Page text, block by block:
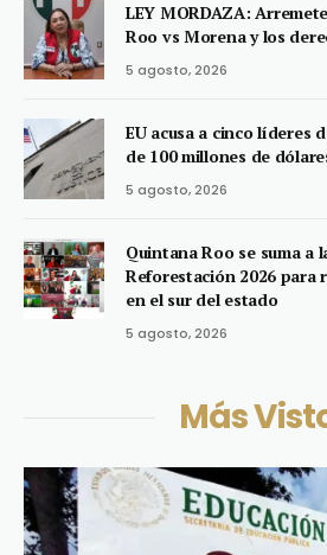
LEY MORDAZA:
Roo vs Morena y los
5 agosto, 2026
EU acusa a cinco líderes
de 100 millones de
5 agosto, 2026
Quintana Roo se suma a
Reforestación 2026 para
en el sur del estado
5 agosto, 2026
Más